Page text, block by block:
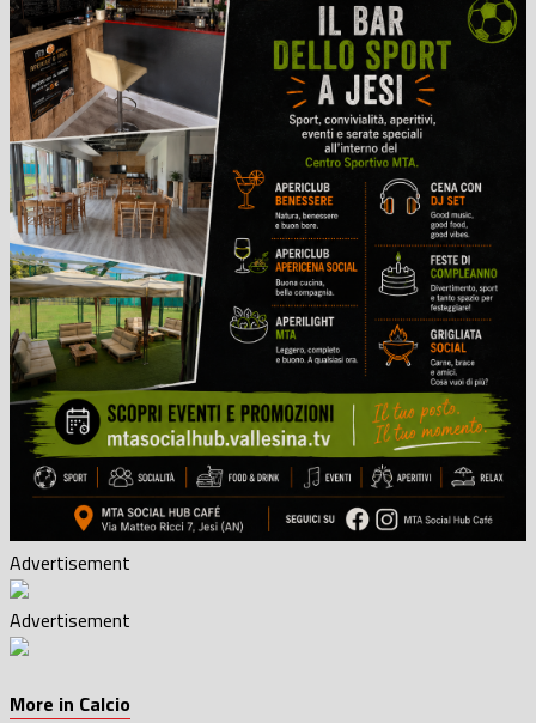
Advertisement
Advertisement
More in Calcio